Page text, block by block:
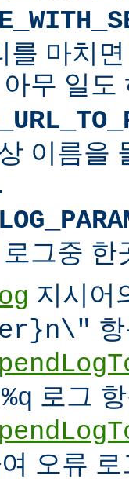
를 마치
무 일도
이름을
그중 한
지시어
%q 로그
오류 로